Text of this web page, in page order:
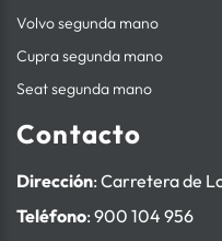
Volvo segunda mano
Cupra segunda mano
Seat segunda mano
Contacto
Dirección: Carretera de
Teléfono: 900 104 956